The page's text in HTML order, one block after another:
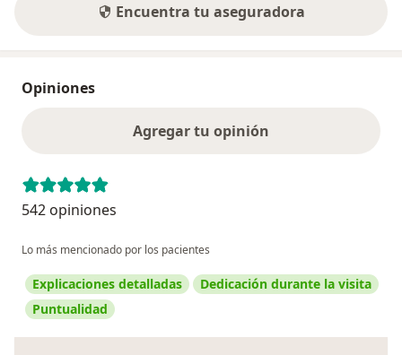
Encuentra tu aseguradora
Opiniones
Agregar tu opinión
542 opiniones
Lo más mencionado por los pacientes
Explicaciones detalladas
Dedicación durante la visita
Puntualidad